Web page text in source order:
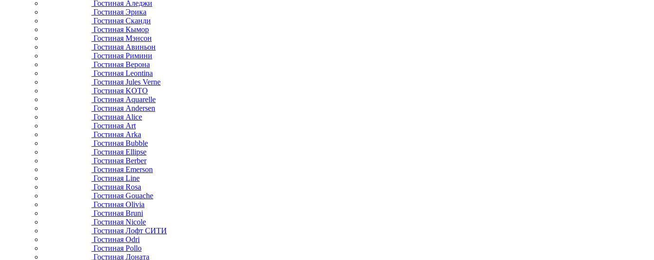
Гостиная Аледжи
Гостиная Эрика
Гостиная Сканди
Гостиная Кымор
Гостиная Мэнсон
Гостиная Авиньон
Гостиная Римини
Гостиная Верона
Гостиная Leontina
Гостиная Jules Verne
Гостиная KOTO
Гостиная Aquarelle
Гостиная Andersen
Гостиная Alice
Гостиная Art
Гостиная Arka
Гостиная Bubble
Гостиная Ellipse
Гостиная Berber
Гостиная Emerson
Гостиная Line
Гостиная Rosa
Гостиная Gouache
Гостиная Olivia
Гостиная Bruni
Гостиная Nicole
Гостиная Лофт СИТИ
Гостиная Odri
Гостиная Pollo
Гостиная Доната